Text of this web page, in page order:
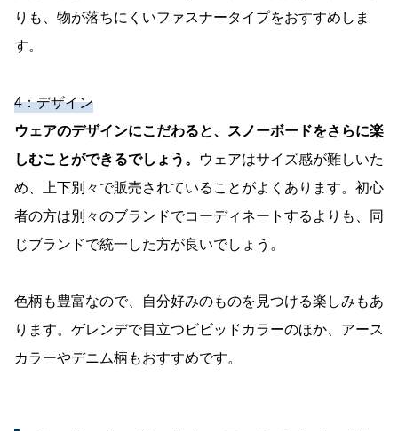
りも、物が落ちにくいファスナータイプをおすすめしま
す。
4：デザイン
ウェアのデザインにこだわると、スノーボードをさらに楽
しむことができるでしょう。
ウェアはサイズ感が難しいた
め、上下別々で販売されていることがよくあります。初心
者の方は別々のブランドでコーディネートするよりも、同
じブランドで統一した方が良いでしょう。
色柄も豊富なので、自分好みのものを見つける楽しみもあ
ります。ゲレンデで目立つビビッドカラーのほか、アース
カラーやデニム柄もおすすめです。